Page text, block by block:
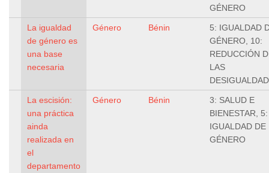
GÉNERO
La igualdad
de género es
una base
necesaria
Género Bénin
5: IGUALDAD
GÉNERO, 10:
REDUCCIÓN
LAS
La escisión:
una práctica
ainda
realizada en
el
departamento
Género Bénin
3: SALUD E
BIENESTAR, 5:
IGUALDAD DE
GÉNERO